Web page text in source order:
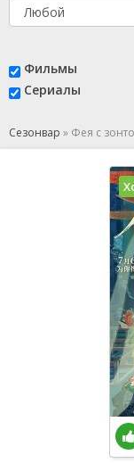
Фильмы
Сериалы
Сезонвар » Фея с